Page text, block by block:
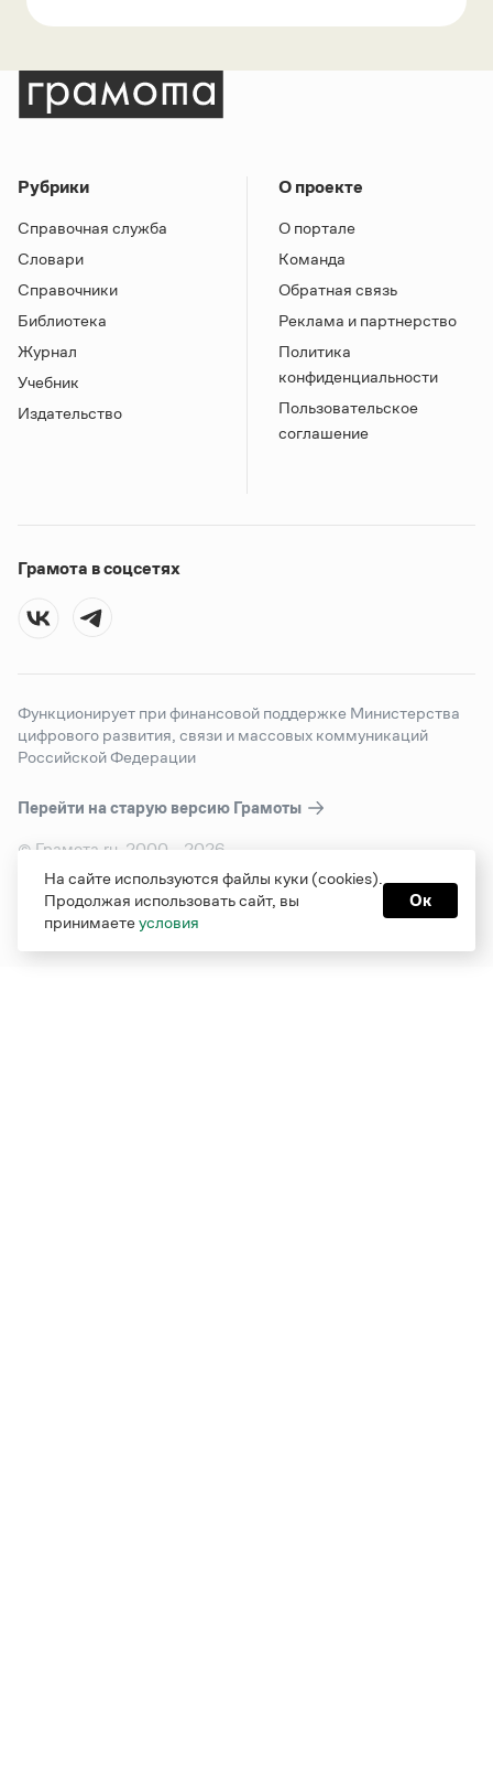
Рубрики
Справочная служба
Словари
Справочники
Библиотека
Журнал
Учебник
Издательство
О проекте
О портале
Команда
Обратная связь
Реклама и партнерство
Политика
конфиденциальности
Пользовательское
соглашение
Грамота в соцсетях
Функционирует при финансовой поддержке Министерства
цифрового развития, связи и массовых коммуникаций
Российской Федерации
Перейти на старую версию Грамоты
© Грамота.ru, 2000 – 2026
Свидетельство о регистрации СМИ: ЭЛ № ФС 77 - 84700,
выдано 10.02.2023
Дизайн — Мария Екимова /
Мотка
На сайте используются файлы куки (cookies).
Продолжая использовать сайт, вы
принимаетеусловия
Ок